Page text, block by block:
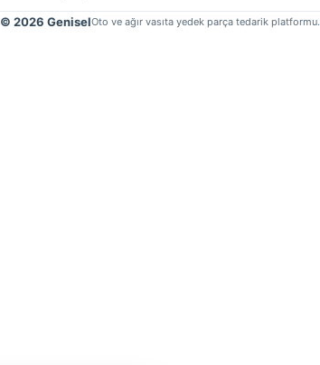
© 2026 GeniselOto ve ağır vasıta yedek parça tedarik platformu.